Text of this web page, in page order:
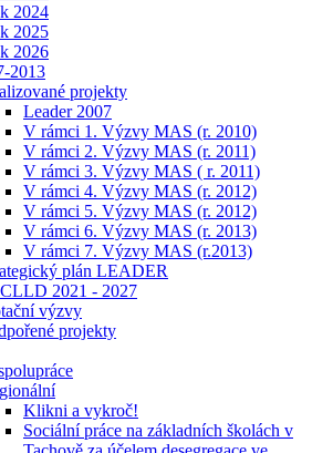
2024
2025
2026
2013
projekty
Leader 2007
V rámci 1. Výzvy MAS (r. 2010)
V rámci 2. Výzvy MAS (r. 2011)
V rámci 3. Výzvy MAS ( r. 2011)
V rámci 4. Výzvy MAS (r. 2012)
V rámci 5. Výzvy MAS (r. 2012)
V rámci 6. Výzvy MAS (r. 2013)
V rámci 7. Výzvy MAS (r.2013)
plán LEADER
CLLD 2021 - 2027
výzvy
projekty
Klikni a vykroč!
Sociální práce na základních školách v